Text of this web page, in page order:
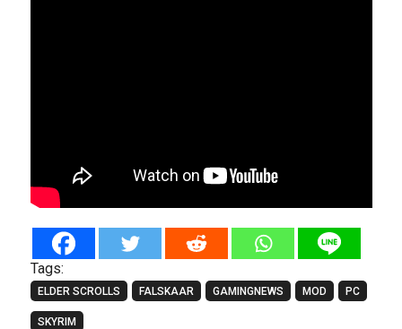
Tags:
ELDER SCROLLS FALSKAAR GAMINGNEWS MOD PC
SKYRIM